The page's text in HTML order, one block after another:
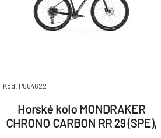
Kód: P554622
Horské kolo MONDRAKER
CHRONO CARBON RR 29 (SPE),